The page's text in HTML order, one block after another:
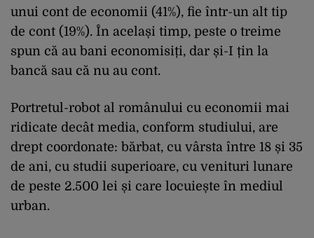
unui cont de economii (41%), fie într-un alt tip
de cont (19%). În același timp, peste o treime
spun că au bani economisiți, dar și-I țin la
bancă sau că nu au cont.
Portretul-robot al românului cu economii mai
ridicate decât media, conform studiului, are
drept coordonate: bărbat, cu vârsta între 18 și 35
de ani, cu studii superioare, cu venituri lunare
de peste 2.500 lei și care locuiește în mediul
urban.